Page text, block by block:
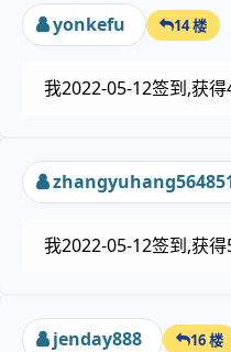
yonkefu 14 楼
我2022-05-12签到,获
我2022-05-12签到,获
jenday888 16 楼